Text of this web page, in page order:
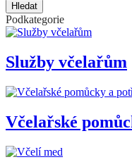
Hledat
Podkategorie
Služby včelařům
Včelařské